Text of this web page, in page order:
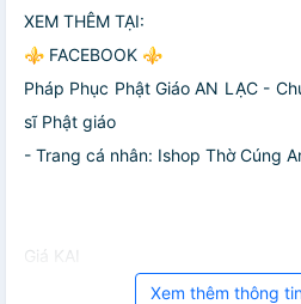
XEM THÊM TẠI:
⚜️ FACEBOOK ⚜️
Pháp Phục Phật Giáo AN LẠC -
sĩ Phật giáo
- Trang cá nhân: Ishop Thờ Cúng
Giá KAI
Xem thêm thông